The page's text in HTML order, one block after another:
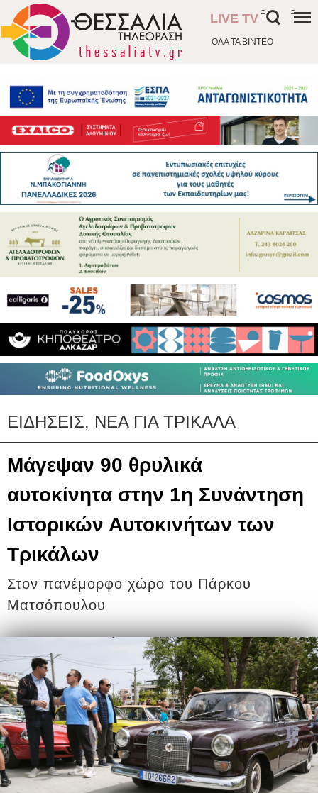
ΟΛΑ ΤΑ ΒΙΝΤΕΟ
LIVE TV
- -
ΕΙΔΗΣΕΙΣ, ΝΕΑ ΓΙΑ ΤΡΙΚΑΛΑ
Μάγεψαν 90 θρυλικά
αυτοκίνητα στην 1η Συνάντηση
Ιστορικών Αυτοκινήτων των
Τρικάλων
Στον πανέμορφο χώρο του Πάρκου
Ματσόπουλου